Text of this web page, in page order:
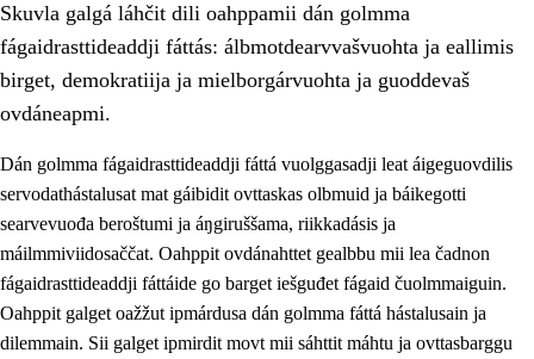
2. Oahppama prinsihpat, ovdáneapmi ja oahppahábmen
Sosiála oahppan ja ovdáneapmi
2.2 Gealbu fágain
Vuođđogálggat
2.4 Oahppat oahppat
Skuvla galgá láhčit dili oahppamii dán golmma
fágaidrasttideaddji fáttás: álbmotdearvvašvuohta ja eallimis
birget, demokratiija ja mielborgárvuohta ja guoddevaš
ovdáneapmi.
Dán golmma fágaidrasttideaddji fáttá vuolggasadji leat áigeguovdilis
servodathástalusat mat gáibidit ovttaskas olbmuid ja báikegotti
searvevuođa beroštumi ja áŋgiruššama, riikkadásis ja
máilmmiviidosaččat. Oahppit ovdánahttet gealbbu mii lea čadnon
fágaidrasttideaddji fáttáide go barget iešguđet fágaid čuolmmaiguin.
Oahppit galget oažžut ipmárdusa dán golmma fáttá hástalusain ja
dilemmain. Sii galget ipmirdit movt mii sáhttit máhtu ja ovttasbarggu